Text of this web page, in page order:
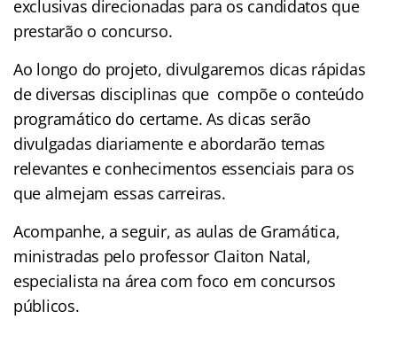
exclusivas direcionadas para os candidatos que
prestarão o concurso.
Ao longo do projeto, divulgaremos dicas rápidas
de diversas disciplinas que compõe o conteúdo
programático do certame. As dicas serão
divulgadas diariamente e abordarão temas
relevantes e conhecimentos essenciais para os
que almejam essas carreiras.
Acompanhe, a seguir, as aulas de Gramática,
ministradas pelo professor Claiton Natal,
especialista na área com foco em concursos
públicos.